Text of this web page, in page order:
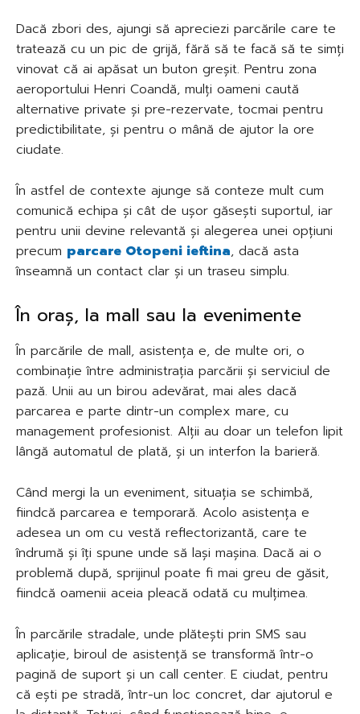
Dacă zbori des, ajungi să apreciezi parcările care te
tratează cu un pic de grijă, fără să te facă să te simți
vinovat că ai apăsat un buton greșit. Pentru zona
aeroportului Henri Coandă, mulți oameni caută
alternative private și pre-rezervate, tocmai pentru
predictibilitate, și pentru o mână de ajutor la ore
ciudate.
În astfel de contexte ajunge să conteze mult cum
comunică echipa și cât de ușor găsești suportul, iar
pentru unii devine relevantă și alegerea unei opțiuni
precum parcare Otopeni ieftina, dacă asta
înseamnă un contact clar și un traseu simplu.
În oraș, la mall sau la evenimente
În parcările de mall, asistența e, de multe ori, o
combinație între administrația parcării și serviciul de
pază. Unii au un birou adevărat, mai ales dacă
parcarea e parte dintr-un complex mare, cu
management profesionist. Alții au doar un telefon lipit
lângă automatul de plată, și un interfon la barieră.
Când mergi la un eveniment, situația se schimbă,
fiindcă parcarea e temporară. Acolo asistența e
adesea un om cu vestă reflectorizantă, care te
îndrumă și îți spune unde să lași mașina. Dacă ai o
problemă după, sprijinul poate fi mai greu de găsit,
fiindcă oamenii aceia pleacă odată cu mulțimea.
În parcările stradale, unde plătești prin SMS sau
aplicație, biroul de asistență se transformă într-o
pagină de suport și un call center. E ciudat, pentru
că ești pe stradă, într-un loc concret, dar ajutorul e